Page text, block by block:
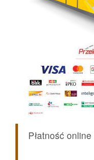
Płatność online